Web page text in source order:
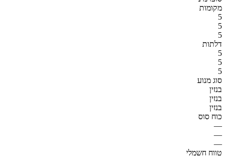
מקומות
5
5
5
דלתות
5
5
5
סוג מנוע
בנזין
בנזין
בנזין
כוח סוס
—
—
—
טווח חשמלי